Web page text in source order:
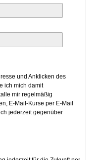
und Anklicken des
ich mich damit
mir regelmäßig
E-Mail-Kurse per E-Mail
jederzeit gegenüber